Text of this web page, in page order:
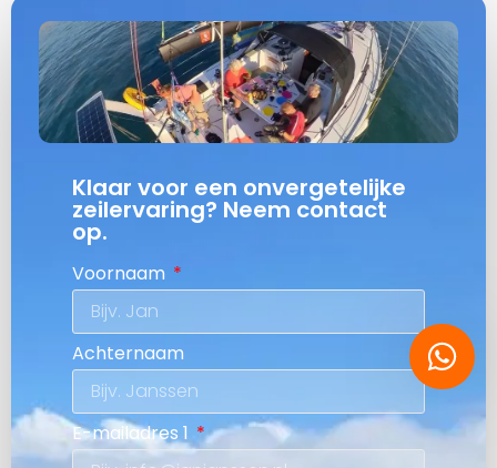
Klaar voor een onvergetelijke
zeilervaring? Neem contact
op.
Voornaam
Achternaam
E-mailadres 1